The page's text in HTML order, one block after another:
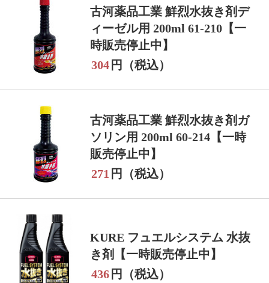
古河薬品工業 鮮烈水抜き剤デ
ィーゼル用 200ml 61-210【一
時販売停止中】
304 円（税込）
古河薬品工業 鮮烈水抜き剤ガ
ソリン用 200ml 60-214【一時
販売停止中】
271 円（税込）
KURE フュエルシステム 水抜
き剤【一時販売停止中】
436 円（税込）